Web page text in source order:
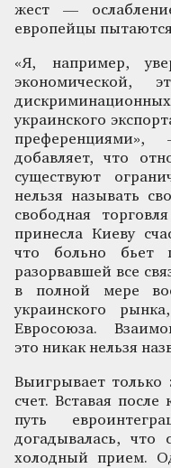
жест —
европейцы
«Я, например,
экономической,
украинского
добавляет, что
существуют
нельзя называть
свободная
принесла Киеву
что больно бьет
разорвавшей все
в полной мере
украинского
Евросоюза.
это никак нельзя
Выигрывает только
счет. Вставая
путь
догадывалась,
холодный прием.